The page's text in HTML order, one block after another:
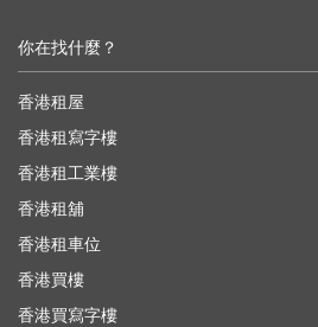
你在找什麼？
香港租屋
香港租寫字樓
香港租工業樓
香港租舖
香港租車位
香港買樓
香港買寫字樓